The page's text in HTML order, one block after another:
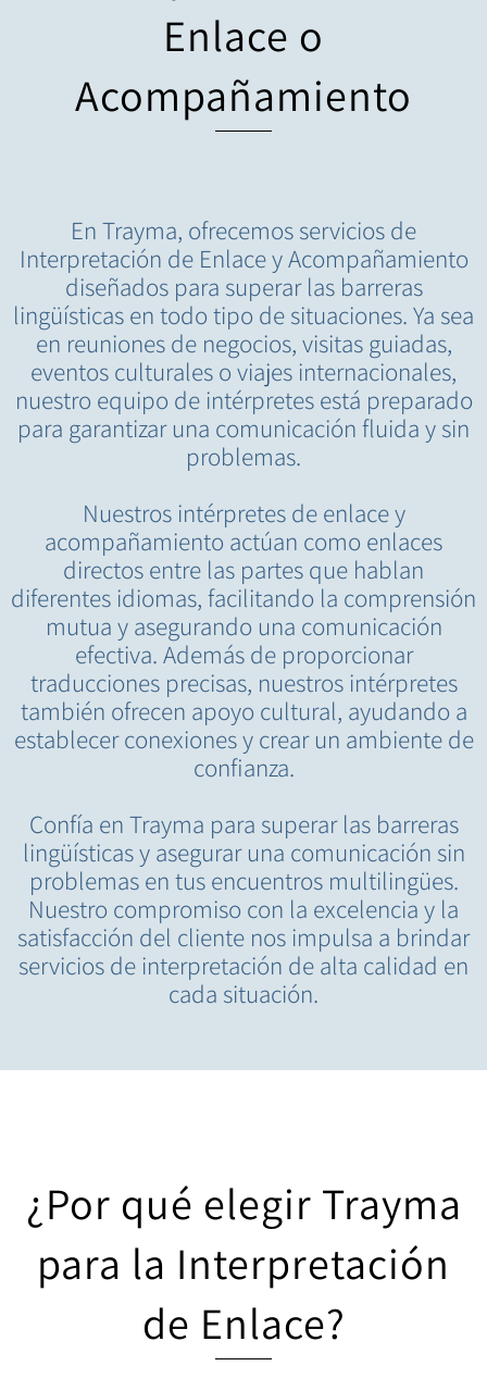
Enlace o
Acompañamiento
En Trayma, ofrecemos servicios de
Interpretación de Enlace y Acompañamiento
diseñados para superar las barreras
lingüísticas en todo tipo de situaciones. Ya sea
en reuniones de negocios, visitas guiadas,
eventos culturales o viajes internacionales,
nuestro equipo de intérpretes está preparado
para garantizar una comunicación fluida y sin
problemas.
Nuestros intérpretes de enlace y
acompañamiento actúan como enlaces
directos entre las partes que hablan
diferentes idiomas, facilitando la comprensión
mutua y asegurando una comunicación
efectiva. Además de proporcionar
traducciones precisas, nuestros intérpretes
también ofrecen apoyo cultural, ayudando a
establecer conexiones y crear un ambiente de
confianza.
Confía en Trayma para superar las barreras
lingüísticas y asegurar una comunicación sin
problemas en tus encuentros multilingües.
Nuestro compromiso con la excelencia y la
satisfacción del cliente nos impulsa a brindar
servicios de interpretación de alta calidad en
cada situación.
¿Por qué elegir Trayma
para la Interpretación
de Enlace?